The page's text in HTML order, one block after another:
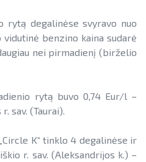
rytą degalinėse svyravo nuo
vidutinė benzino kaina sudarė
nei pirmadienį (birželio
rytą buvo 0,74 Eur/l –
sav. (Taurai).
K“ tinklo 4 degalinėse ir
r. sav. (Aleksandrijos k.) –